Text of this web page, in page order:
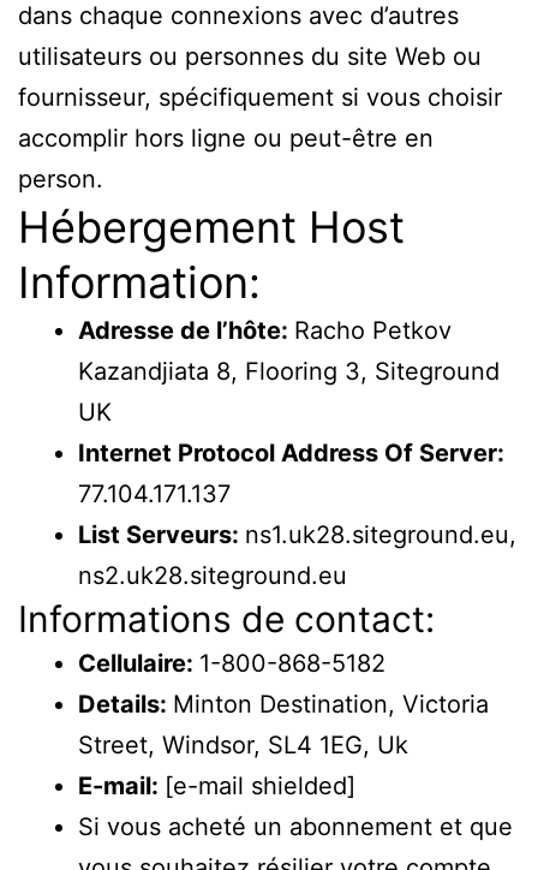
dans chaque connexions avec d’autres
utilisateurs ou personnes du site Web ou
fournisseur, spécifiquement si vous choisir
accomplir hors ligne ou peut-être en
person.
Hébergement Host
Information:
Adresse de l’hôte: Racho Petkov
Kazandjiata 8, Flooring 3, Siteground
UK
Internet Protocol Address Of Server:
77.104.171.137
List Serveurs: ns1.uk28.siteground.eu,
ns2.uk28.siteground.eu
Informations de contact:
Cellulaire: 1-800-868-5182
Details: Minton Destination, Victoria
Street, Windsor, SL4 1EG, Uk
E-mail: [e-mail shielded]
Si vous acheté un abonnement et que